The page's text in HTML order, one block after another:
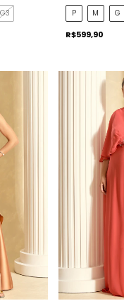
G3 P M G
R$599,90